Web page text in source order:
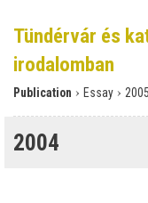
Tündérvár és
irodalomban
Publication › Essay › 2005
2004